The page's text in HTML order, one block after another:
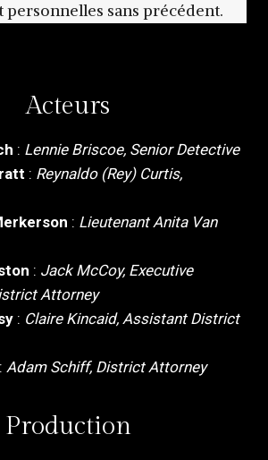
personnelles sans précédent.
Acteurs
: Lennie Briscoe, Senior Detective
: Reynaldo (Rey) Curtis,
: Lieutenant Anita Van
: Jack McCoy, Executive
Attorney
: Claire Kincaid, Assistant District
: Adam Schiff, District Attorney
Production